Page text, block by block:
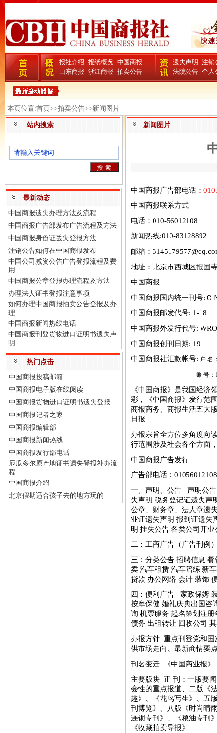
报社介绍 报纸概况 中国商报
山东商报 浙江商报 拍卖公告
遗失声明
注销
法院公告 个人
本页位置:首页>>拍卖公告>>新闻图片
站内搜索
最新动态
中国商报遗失办理方法及流程
中国商报广告部发布广告流程及方法
中国商报身份证丢失登报方法
注销公告如何在中国商报发布
中国公司减资公告广告登报流程及费
用
中国商报公章登报办理流程及方法
办理法人证书登报注意事项
如何办理中国商报拍卖公告登报及办
理
中国商报新闻热线电话
中国商报刊登货物进口证明书遗失声
明
热门点击
中国商报投稿邮箱
中国商报电子版在线阅读
中国商报货物进口证明书遗失登报
中国商报记者之家
中国商报编辑部
中国商报新闻热线
中国商报发行部电话
厄瓜多尔原产地证书遗失登报补办流
程
中国商报介绍
北京假期适合孩子去的地方玩的
新闻图片
中国商报广告部电话：
中国商报联系方式
电话：010-56012108
新闻热线:010-83128892
邮箱：
地址：北京市西城区报国
中国商报
中国商报国内统一刊号:Ｃ
中国商报邮发代号: 1-18
中国商报外发行代号:
中国商报创刊日期: 19
中国商报社汇款帐号: 户 名
账 号：
《中国商报》是我国经济
彩，《中国商报》发行范
商报商务、商报生活五大
日报
办报宗旨全方位多角度向
行范围涉及社会各个方面
中国商报广告发行
广告部电话：
一、声明、公告 声明公
失声明 税务登记证遗失声
公章、财务章、法人章遗
业证遗失声明 报到证遗失
明 挂失公告 各类公司开
二：工商广告（广告刊例
三：分类公告 招聘信息
卖 汽车租赁 汽车陪练 新
贷款 办公网络 会计 装饰
四：便利广告 家政保姆
按摩保健 婚礼庆典出国咨
询 机票服务 起名策划注
债务 出租转让 回收公司
办报方针 重点刊登党和国
供市场走向、最新商情要
刊名变迁 《中国商业报
主要版块 正 刊：一版要
会性的重点报道、二版《
趣》、《花鸟写生》、五
刊博览》、八版《时尚晴
连锁专刊》、《粮油专刊
《收藏拍卖导报》